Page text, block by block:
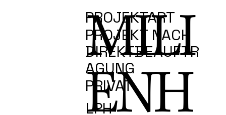
MILI
ENH
PROJEKTART
PROJEKT NACH
DIREKTBEAUFTR
AGUNG
PRIVAT
LPH